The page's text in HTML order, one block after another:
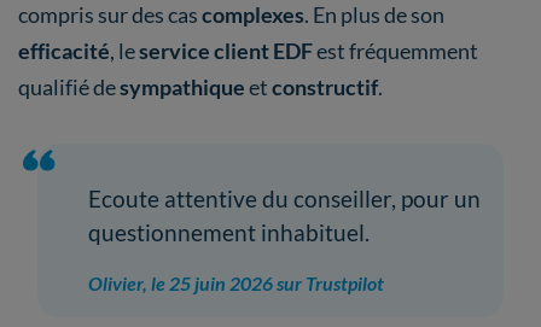
compris sur des cascomplexes. En plus de son
efficacité, leservice client EDFest fréquemment
qualifié desympathiqueetconstructif.
Ecoute attentive du conseiller, pour un
questionnement inhabituel.
Olivier, le 25 juin 2026 sur Trustpilot